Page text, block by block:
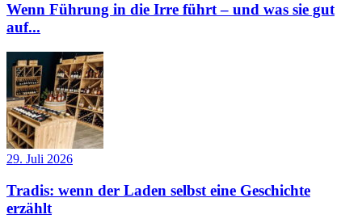
Wenn Führung in die Irre führt – und was sie gut
auf...
29. Juli 2026
Tradis: wenn der Laden selbst eine Geschichte
erzählt